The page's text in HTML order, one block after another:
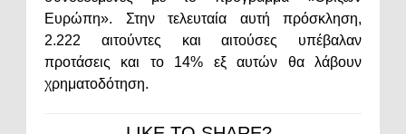
Ευρώπη». Στην τελευταία αυτή πρόσκληση,
2.222 αιτούντες και αιτούσες υπέβαλαν
προτάσεις και το 14% εξ αυτών θα λάβουν
χρηματοδότηση.